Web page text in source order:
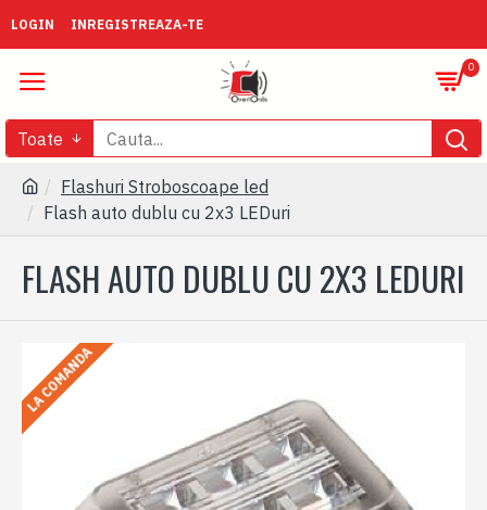
LOGIN INREGISTREAZA-TE
0
Toate
Flashuri Stroboscoape led
Flash auto dublu cu 2x3 LEDuri
FLASH AUTO DUBLU CU 2X3 LEDURI
LA COMANDA